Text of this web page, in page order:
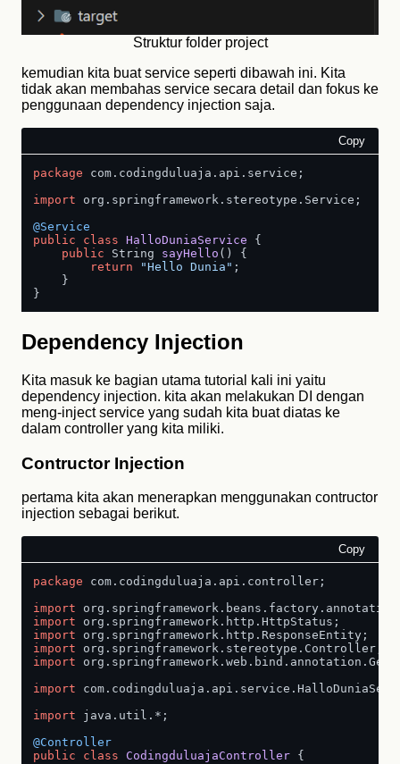
Struktur folder project
kemudian kita buat service seperti dibawah ini. Kita
tidak akan membahas service secara detail dan fokus ke
penggunaan dependency injection saja.
Copy
package com.codingduluaja.api.service;
import org.springframework.stereotype.Service;
@Service
public
class HalloDuniaService {
public String sayHello ()
{
return
"Hello Dunia" ;
    }
Dependency Injection
Kita masuk ke bagian utama tutorial kali ini yaitu
dependency injection. kita akan melakukan DI dengan
meng-inject service yang sudah kita buat diatas ke
dalam controller yang kita miliki.
Contructor Injection
pertama kita akan menerapkan menggunakan contructor
injection sebagai berikut.
Copy
package com.codingduluaja.api.controller;
import
import
import
import
import
import
import java.util.*;
@Controller
public
class CodingduluajaController {